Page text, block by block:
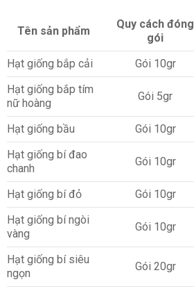
Tên sản phẩm
Quy cách đóng
gói
Hạt giống bắp cải Gói 10gr
Hạt giống bắp tím
nữ hoàng
Gói 5gr
Hạt giống bầu
Gói 10gr
Hạt giống bí đao
chanh
Gói 10gr
Hạt giống bí đỏ Gói 10gr
Hạt giống bí ngòi
vàng
Gói 10gr
Hạt giống bí siêu
ngọn
Gói 20gr